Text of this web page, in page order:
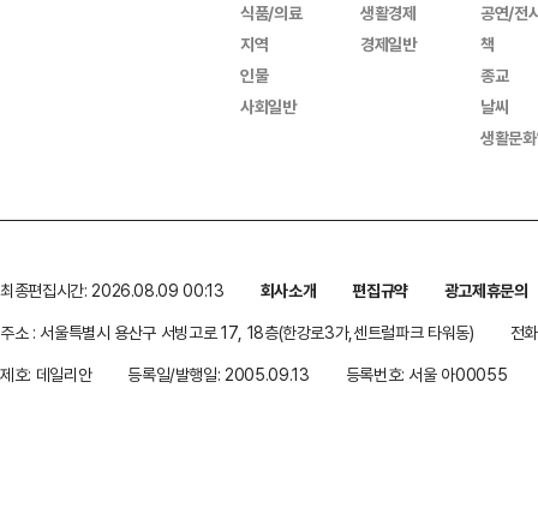
식품/의료
지역
인물
사회일반
생활경제
경제일반
공연/전
책
종교
날씨
생활문
최종편집시간: 2026.08.09 00:13 회사소개 편집규약
광고제휴문의
주소 : 서울특별시 용산구 서빙고로 17, 18층(한강로3가,센트럴파크 타워동)
전
제호: 데일리안
등록일/발행일: 2005.09.13 등록번호: 서울 아00055